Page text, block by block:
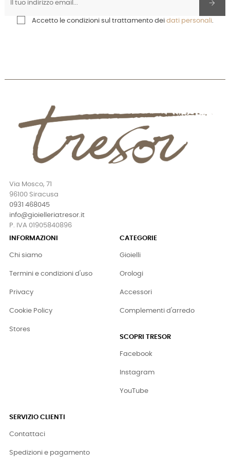
Accetto le condizioni sul trattamento dei dati personali.
Via Mosco, 71
96100 Siracusa
0931 468045
info@gioielleriatresor.it
P. IVA 01905840896
INFORMAZIONI
Chi siamo
Termini e condizioni d'uso
Privacy
Cookie Policy
Stores
CATEGORIE
Gioielli
Orologi
Accessori
Complementi d'arredo
SCOPRI TRESOR
Facebook
Instagram
YouTube
SERVIZIO CLIENTI
Contattaci
Spedizioni e pagamento